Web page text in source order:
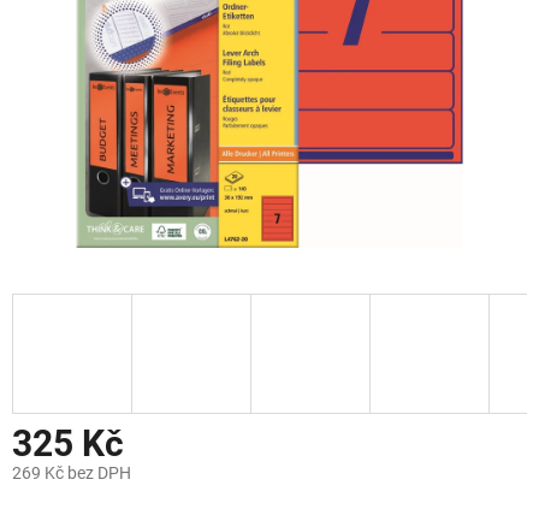
325 Kč
269 Kč bez DPH